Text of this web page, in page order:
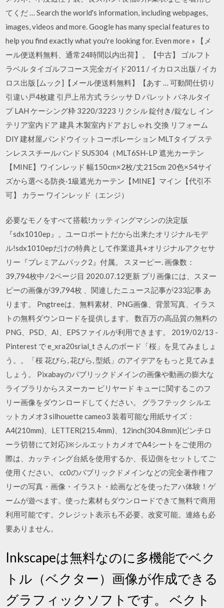
てくだ … Search the world's information, including webpages,
images, videos and more. Google has many special features to
help you find exactly what you're looking for. Even more » 【メ
ール便送料無料、通常24時間以内出荷】。【中古】 ゴルフト
ラベル タイゴルフコース完全ガイド2011 / イカロス出版 / イカ
ロス出版 [ムック]【メール便送料無料】【あす … 可動間仕切り
引違い戸4枚建 引戸上吊方式 ラシッサ D パレット パネルタイ
プ LAH ケーシング枠 3220/3223 リクシル 錠付き/錠なし イン
テリア室内ドア 建具 木製室内ドア おしゃれ 交換 リフォーム
DIY 建材屋,パンドウイットコーポレーション MLTタイプ ステ
ンレススチールバンド SUS304（MLT6SH-LP 遮光カーテン
【MINE】ワインレッド 幅150cm×2枚/丈215cm 20色×54サイ
ズから選べる防炎·1級遮光カーテン【MINE】マイン【代引不
可】 カラー ワインレッド（エンジ）
必要なモノをすべて搭載!カッティングマシンの決定版
『sdx1010ep』。ユーロポートだから出来たオリジナルモデ
ル!sdx1010epだけの特典として作業道具+オリジナルアクセサ
リー『プレミアムパック2』付属。 スヌーピー. 画像数：
39,794枚中 ⁄ 2ページ目 2020.07.12更新 プリ画像には、スヌー
ピーの画像が39,794枚 、関連したニュース記事が233記事 あ
ります。 Pngtreeは、無料素材、PNG画像、背景写真、イラス
トの無料ダウンロードを提供します。 数百万の高品質の無料の
PNG、PSD、AI、EPSファイルが利用できます。 2019/02/13 -
Pinterest で e_xra20srial_t さんのボード「桜」を見てみましょ
う。。「桜 花びら, 花びら, 型紙」のアイデアをもっと見てみま
しょう。 Pixabayのパブリックドメインの画像や動画の膨大な
ライブラリからスヌーカー ビリヤード キューに関するこのフ
リー画像をダウンロードしてください。 グラフテック シルエ
ットカメオ3 silhouette cameo3 装着可能な用紙サイズ：
A4(210mm)、LETTER(215.4mm)、12inch(304.8mm)(ピンチロ
ーラ切替にて対応)※シルエットカメオでA4シートをご使用の
際は、カッティング台紙を使用するか、長辺側をセットしてご
使用ください。 cc0のパブリックドメインなどの完全著作権フ
リーの写真・画像・イラスト・絵画などを使ったアハ体験！ゲ
ームが遊べます。使った素材もダウンロードできて無料で商用
利用可能です。クレジット表示も不必要。改変可能。連絡も必
要ありません。
Inkscapeは無料なのに多機能でベク
トル（ベクター）画像が作成できる
グラフィックソフトです。 ベクト